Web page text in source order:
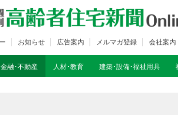
お知らせ 広告案内 メルマガ登録 会社案内
融･不動産 人材･教育 建築･設備･福祉用具
のお知らせ
のお知らせ